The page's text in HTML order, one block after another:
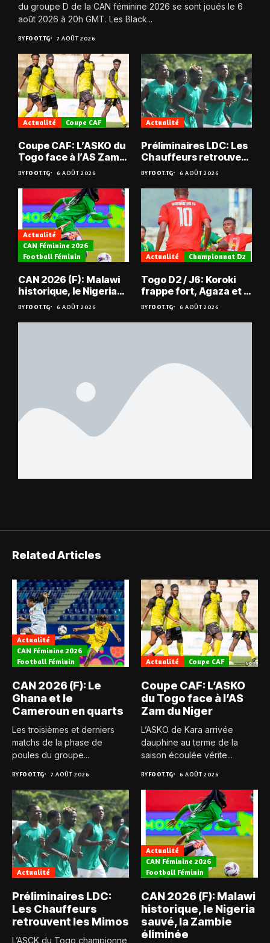
du groupe D de la CAN féminine 2026 se sont joués le 6
août 2026 à 20h GMT. Les Black...
BYFOOT.TG 7 AOÛT 2026
Actualité Coupe CAF
Coupe CAF: L’ASKO du
Togo face à l’AS Zam
du Niger
BYFOOT.TG 6 AOÛT 2026
Actualité
Préliminaires LDC: Les
Chauffeurs retrouvent
les Mimos
BYFOOT.TG 6 AOÛT 2026
Actualité
CAN Féminine 2026
Football Féminin
CAN 2026 (F): Malawi
historique, le Nigeria
sauvé, la Zambie
éliminée
BYFOOT.TG 6 AOÛT 2026
Actualité Championnat D2
Togo D2 / J6: Koroki
frappe fort, Agaza et la
JCA assurent,
suspense avant Sara
FC – Doumbé FC
BYFOOT.TG 6 AOÛT 2026
Related Articles
Actualité
CAN Féminine 2026
Football Féminin
CAN 2026 (F): Le
Ghana et le
Cameroun en quarts
Les troisièmes et derniers
matchs de la phase de
poules du groupe...
BYFOOT.TG 7 AOÛT 2026
Actualité Coupe CAF
Coupe CAF: L’ASKO
du Togo face à l’AS
Zam du Niger
L’ASKO de Kara arrivée
dauphine au terme de la
saison écoulée vérite...
BYFOOT.TG 6 AOÛT 2026
Actualité
Préliminaires LDC:
Les Chauffeurs
retrouvent les Mimos
L’ASCK du Togo championne
Actualité
CAN Féminine 2026
Football Féminin
CAN 2026 (F): Malawi
historique, le Nigeria
sauvé, la Zambie
éliminée